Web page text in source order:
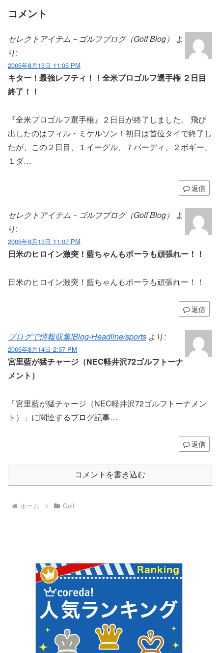
コメント
セレクトアイテム－ゴルフブログ（Golf Blog）
よ
り:
2005年8月13日 11:05 PM
キター！最強レフティ！！全米プロゴルフ選手権 ２日目
終了！！
『全米プロゴルフ選手権』２日目が終了しました。 飛び
出したのはフィル・ミケルソン！初日は首位タイで終了し
たが、この２日目、１イーグル、７バーディ、２ボギー、
１ダ…
返信
セレクトアイテム－ゴルフブログ（Golf Blog）
よ
り:
2005年8月13日 11:07 PM
日米のヒロイン激突！藍ちゃんもポーラも頑張れー！！
日米のヒロイン激突！藍ちゃんもポーラも頑張れー！！
返信
ブログで情報収集!Blog-Headline/sports より:
2005年8月14日 2:57 PM
宮里藍が猛チャージ（NEC軽井沢72ゴルフトーナ
メント）
「宮里藍が猛チャージ（NEC軽井沢72ゴルフトーナメン
ト）」に関連するブログ記事…
返信
コメントを書き込む
ホーム Golf